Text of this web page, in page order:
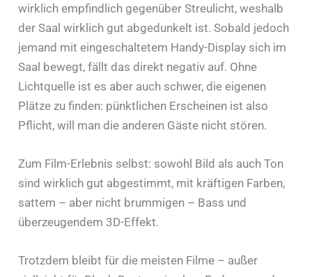
wirklich empfindlich gegenüber Streulicht, weshalb
der Saal wirklich gut abgedunkelt ist. Sobald jedoch
jemand mit eingeschaltetem Handy-Display sich im
Saal bewegt, fällt das direkt negativ auf. Ohne
Lichtquelle ist es aber auch schwer, die eigenen
Plätze zu finden: pünktlichen Erscheinen ist also
Pflicht, will man die anderen Gäste nicht stören.
Zum Film-Erlebnis selbst: sowohl Bild als auch Ton
sind wirklich gut abgestimmt, mit kräftigen Farben,
sattem – aber nicht brummigen – Bass und
überzeugendem 3D-Effekt.
Trotzdem bleibt für die meisten Filme – außer